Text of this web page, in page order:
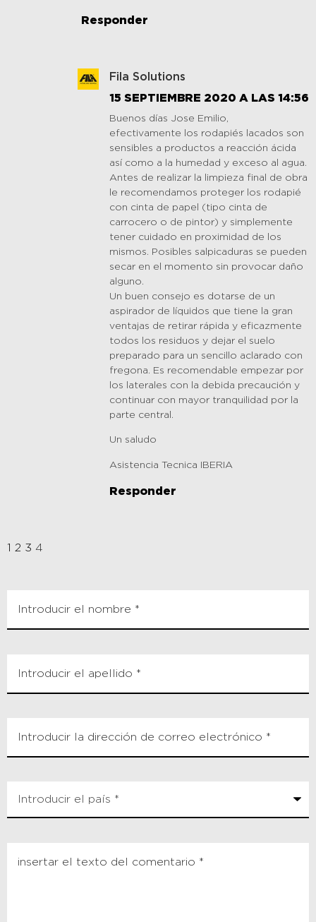
Responder
Fila Solutions
15 SEPTIEMBRE 2020 A LAS 14:56
Buenos días Jose Emilio,
efectivamente los rodapiés lacados son
sensibles a productos a reacción ácida
así como a la humedad y exceso al agua.
Antes de realizar la limpieza final de obra
le recomendamos proteger los rodapié
con cinta de papel (tipo cinta de
carrocero o de pintor) y simplemente
tener cuidado en proximidad de los
mismos. Posibles salpicaduras se pueden
secar en el momento sin provocar daño
alguno.
Un buen consejo es dotarse de un
aspirador de líquidos que tiene la gran
ventajas de retirar rápida y eficazmente
todos los residuos y dejar el suelo
preparado para un sencillo aclarado con
fregona. Es recomendable empezar por
los laterales con la debida precaución y
continuar con mayor tranquilidad por la
parte central.
Un saludo
Asistencia Tecnica IBERIA
Responder
1 2 3 4